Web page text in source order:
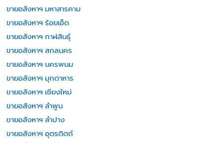
ขายอสังหาฯ มหาสารคาม
ขายอสังหาฯ ร้อยเอ็ด
ขายอสังหาฯ กาฬสินธุ์
ขายอสังหาฯ สกลนคร
ขายอสังหาฯ นครพนม
ขายอสังหาฯ มุกดาหาร
ขายอสังหาฯ เชียงใหม่
ขายอสังหาฯ ลำพูน
ขายอสังหาฯ ลำปาง
ขายอสังหาฯ อุตรดิตถ์